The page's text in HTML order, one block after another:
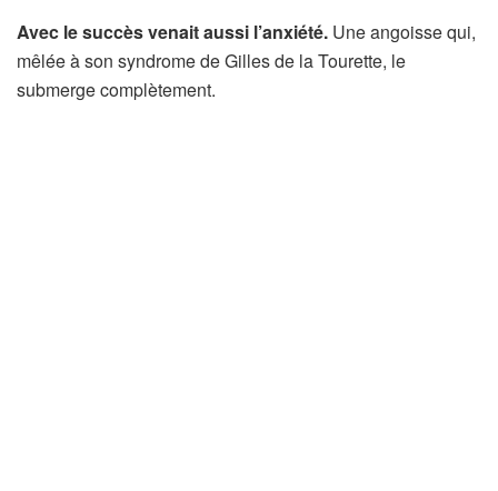
Avec le succès venait aussi l’anxiété. Une angoisse qui,
mêlée à son syndrome de Gilles de la Tourette, le
submerge complètement.